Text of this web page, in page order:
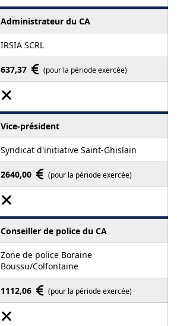
Administrateur du CA
IRSIA SCRL
637,37 (pour la période exercée)
Vice-président
Syndicat d'initiative Saint-Ghislain
2640,00 (pour la période exercée)
Conseiller de police du CA
Zone de police Boraine
Boussu/Colfontaine
1112,06 (pour la période exercée)